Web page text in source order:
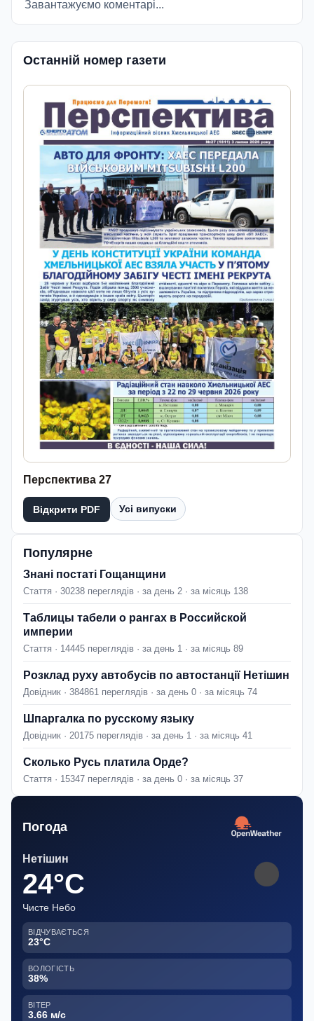
Завантажуємо коментарі...
Останній номер газети
Перспектива 27
Відкрити PDF Усі випуски
Популярне
Знані постаті Гощанщини
Стаття · 30238 переглядів · за день 2 · за місяць 138
Таблицы табели о рангах в Российской
империи
Стаття · 14445 переглядів · за день 1 · за місяць 89
Розклад руху автобусів по автостанції Нетішин
Довідник · 384861 переглядів · за день 0 · за місяць 74
Шпаргалка по русскому языку
Довідник · 20175 переглядів · за день 1 · за місяць 41
Сколько Русь платила Орде?
Стаття · 15347 переглядів · за день 0 · за місяць 37
Погода
Нетішин
24°C
Чисте Небо
ВІДЧУВАЄТЬСЯ
23°C
ВОЛОГІСТЬ
38%
ВІТЕР
3.66 м/с